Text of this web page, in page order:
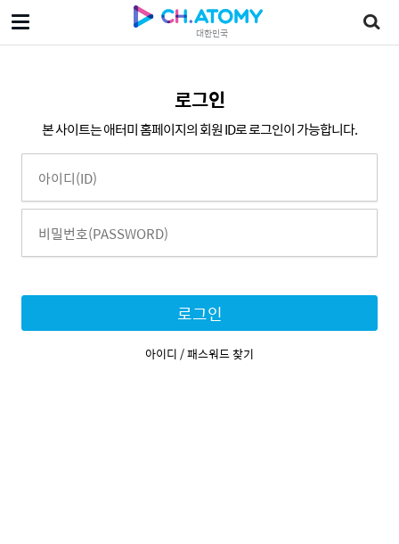
대한민국
로그인
본 사이트는 애터미 홈페이지의 회원 ID로 로그인이 가능합니다.
로그인
아이디 / 패스워드 찾기